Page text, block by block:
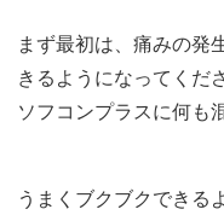
まず最初は、痛みの発
きるようになってくだ
ソフコンプラスに何も
うまくブクブクできる